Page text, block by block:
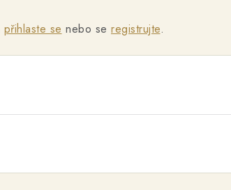
přihlaste se nebo se registrujte.